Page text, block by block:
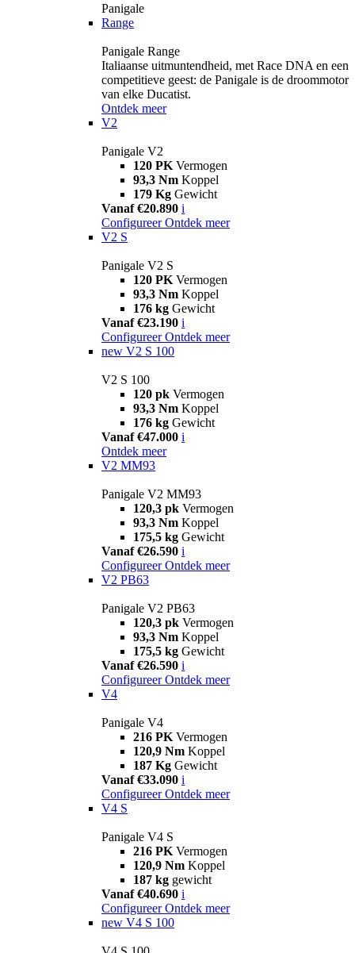
Panigale
Range
Panigale Range
Italiaanse uitmuntendheid, met Race DNA en een
competitieve geest: de Panigale is de droommotor
van elke Ducatist.
Ontdek meer
V2
Panigale V2
120 PK Vermogen
93,3 Nm Koppel
179 Kg Gewicht
Vanaf €20.890 i
Configureer Ontdek meer
V2 S
Panigale V2 S
120 PK Vermogen
93,3 Nm Koppel
176 kg Gewicht
Vanaf €23.190 i
Configureer Ontdek meer
new V2 S 100
V2 S 100
120 pk Vermogen
93,3 Nm Koppel
176 kg Gewicht
Vanaf €47.000 i
Ontdek meer
V2 MM93
Panigale V2 MM93
120,3 pk Vermogen
93,3 Nm Koppel
175,5 kg Gewicht
Vanaf €26.590 i
Configureer Ontdek meer
V2 PB63
Panigale V2 PB63
120,3 pk Vermogen
93,3 Nm Koppel
175,5 kg Gewicht
Vanaf €26.590 i
Configureer Ontdek meer
V4
Panigale V4
216 PK Vermogen
120,9 Nm Koppel
187 Kg Gewicht
Vanaf €33.090 i
Configureer Ontdek meer
V4 S
Panigale V4 S
216 PK Vermogen
120,9 Nm Koppel
187 kg gewicht
Vanaf €40.690 i
Configureer Ontdek meer
new V4 S 100